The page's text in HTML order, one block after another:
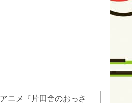
アニメ『片田舎のおっさ